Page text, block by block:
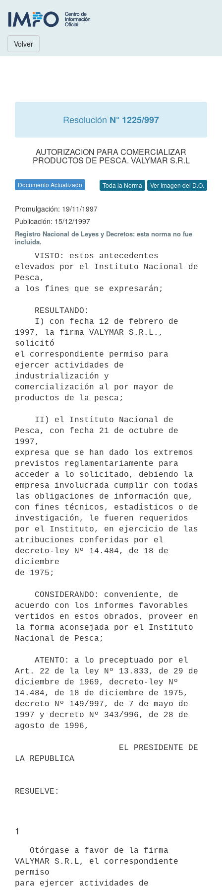
Volver
Resolución N° 1225/997
AUTORIZACION PARA COMERCIALIZAR
PRODUCTOS DE PESCA. VALYMAR S.R.L
Documento Actualizado Toda la Norma Ver Imagen del D.O.
Promulgación: 19/11/1997
Publicación: 15/12/1997
Registro Nacional de Leyes y Decretos: esta norma no fue
incluida.
elevados por el Instituto Nacional de
Pesca,
a los fines que se expresarán;
1997, la firma VALYMAR S.R.L.,
solicitó
el correspondiente permiso para
ejercer actividades de
industrialización y
comercialización al por mayor de
productos de la pesca;
Pesca, con fecha 21 de octubre de
1997,
expresa que se han dado los extremos
previstos reglamentariamente para
acceder a lo solicitado, debiendo la
empresa involucrada cumplir con todas
las obligaciones de información que,
con fines técnicos, estadísticos o de
investigación, le fueren requeridos
por el Instituto, en ejercicio de las
atribuciones conferidas por el
decreto-ley Nº 14.484, de 18 de
diciembre
de 1975;
acuerdo con los informes favorables
vertidos en estos obrados, proveer en
la forma aconsejada por el Instituto
Nacional de Pesca;
Art. 22 de la ley Nº 13.833, de 29 de
diciembre de 1969, decreto-ley Nº
14.484, de 18 de diciembre de 1975,
decreto Nº 149/997, de 7 de mayo de
1997 y decreto Nº 343/996, de 28 de
agosto de 1996,
LA REPUBLICA
1
VALYMAR S.R.L, el correspondiente
permiso
para ejercer actividades de